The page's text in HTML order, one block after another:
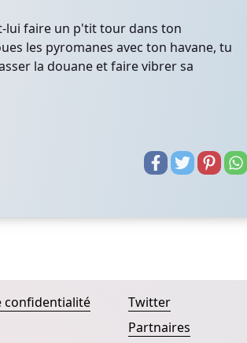
lui faire un p'tit tour dans ton
les pyromanes avec ton havane, tu
la douane et faire vibrer sa
confidentialité
Twitter
Partnaires